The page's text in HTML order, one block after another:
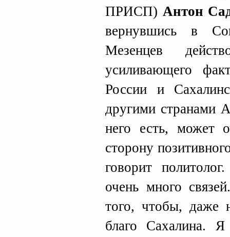
ПРИСП) Антон
вернувшись в
Мезенцев
усиливающего
России и
другими странами
него есть, может
сторону
говорит
очень много
того, чтобы, даже
благо Сахалина.